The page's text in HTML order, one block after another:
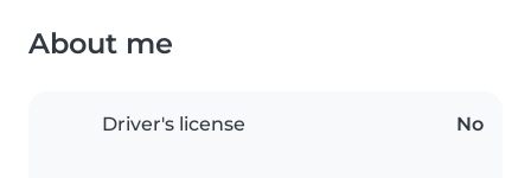
About me
Driver's license No